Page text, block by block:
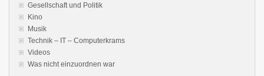
Gesellschaft und Politik
Kino
Musik
Technik – IT – Computerkrams
Videos
Was nicht einzuordnen war